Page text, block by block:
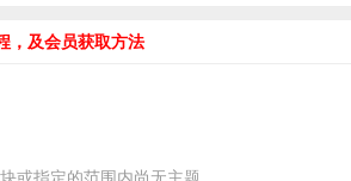
，及会员获取方法